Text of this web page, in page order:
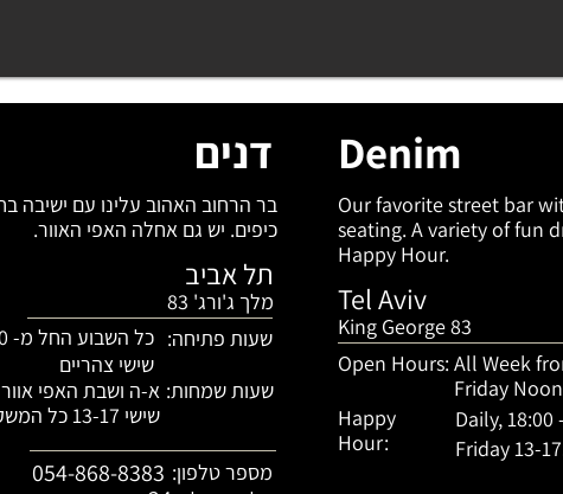
דנים
כיפים. יש גם אחלה האפי האוור.
תל אביב
מלך ג'ורג' 83
כל השבוע החל מ- 18:00
שישי צהריים
שעות פתיחה:
א-ה ושבת האפי אוור 18-20
שישי 13-17 כל המשקאות 1+1
שעות שמחות:
054-868-8383 מספר טלפון:
Denim
Our favorite street bar
seating. A variety of fun
Happy Hour.
Tel Aviv
King George 83
Open Hours: All Week
Friday Noon
Happy
Hour:
Daily, 18:00
Friday 13-